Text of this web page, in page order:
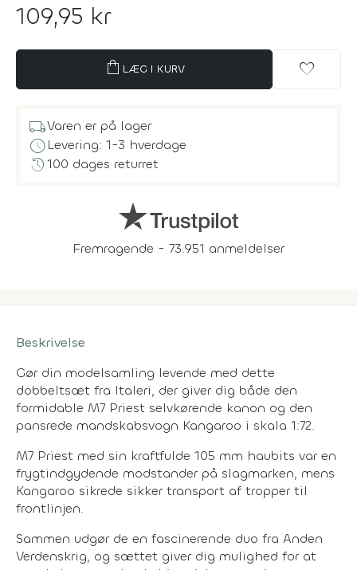
109,95 kr
shopping_bag LÆG I KURV favorite
local_shippingVaren er på lager
scheduleLevering: 1-3 hverdage
history100 dages returret
Fremragende - 73.951 anmeldelser
Beskrivelse
Gør din modelsamling levende med dette
dobbeltsæt fra Italeri, der giver dig både den
formidable M7 Priest selvkørende kanon og den
pansrede mandskabsvogn Kangaroo i skala 1:72.
M7 Priest med sin kraftfulde 105 mm haubits var en
frygtindgydende modstander på slagmarken, mens
Kangaroo sikrede sikker transport af tropper til
frontlinjen.
Sammen udgør de en fascinerende duo fra Anden
Verdenskrig, og sættet giver dig mulighed for at